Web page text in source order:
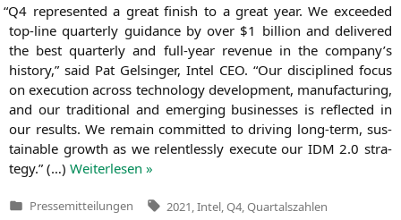
“Q4 repre­sen­ted a gre­at finish to a gre­at year. We excee­ded
top-line quar­ter­ly gui­dance by over $1 bil­li­on and deli­ver­ed
the best quar­ter­ly and full-year reve­nue in the company’s
histo­ry,” said Pat Gel­sin­ger, Intel CEO. “Our disci­pli­ned focus
on exe­cu­ti­on across tech­no­lo­gy deve­lo­p­ment, manu­fac­tu­ring,
and our tra­di­tio­nal and emer­ging busi­nesses is reflec­ted in
our results. We remain com­mit­ted to dri­ving long-term, sus­
tainable growth as we relent­less­ly exe­cu­te our IDM 2.0 stra­
tegy.” (…) Wei­ter­le­sen »
Veröffentlicht
Pressemitteilungen Tags:
2021 Intel Q4 Quartalszahlen